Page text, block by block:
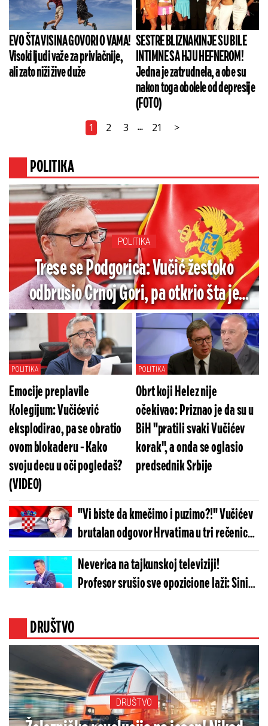
EVO ŠTA VISINA GOVORI O VAMA!
Visoki ljudi važe za privlačnije,
ali zato niži žive duže
SESTRE BLIZNAKINJE SU BILE
INTIMNE SA HJU HEFNEROM!
Jedna je zatrudnela, a obe su
nakon toga obolele od depresije
(FOTO)
1 2 3 ... 21 >
POLITIKA
POLITIKA
Trese se Podgorica: Vučić žestoko
odbrusio Crnoj Gori, pa otkrio šta je
jedino godinama tražio od te zemlje
POLITIKA
Emocije preplavile
Kolegijum: Vučićević
eksplodirao, pa se obratio
ovom blokaderu - Kako
svoju decu u oči pogledaš?
(VIDEO)
POLITIKA
Obrt koji Helez nije
očekivao: Priznao je da su u
BiH "pratili svaki Vučićev
korak", a onda se oglasio
predsednik Srbije
"Vi biste da kmečimo i puzimo?!" Vučićev
brutalan odgovor Hrvatima u tri rečenice:
Zaboravite te dane... (FOTO)
Neverica na tajkunskoj televiziji!
Profesor srušio sve opozicione laži: Siniša
DRUŠTVO
DRUŠTVO